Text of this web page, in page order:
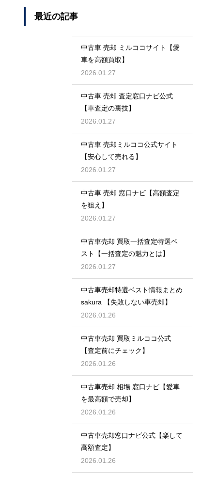
最近の記事
中古車 売却 ミルココサイト【愛
車を高額買取】
2026.01.27
中古車 売却 査定窓口ナビ公式
【車査定の裏技】
2026.01.27
中古車 売却ミルココ公式サイト
【安心して売れる】
2026.01.27
中古車 売却 窓口ナビ【高額査定
を狙え】
2026.01.27
中古車売却 買取一括査定特選ベ
スト【一括査定の魅力とは】
2026.01.27
中古車売却特選ベスト情報まとめ
sakura 【失敗しない車売却】
2026.01.26
中古車売却 買取ミルココ公式
【査定前にチェック】
2026.01.26
中古車売却 相場 窓口ナビ【愛車
を最高額で売却】
2026.01.26
中古車売却窓口ナビ公式【楽して
高額査定】
2026.01.26